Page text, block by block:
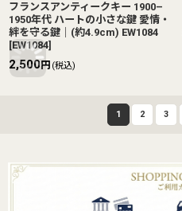
フランスアンティークキー 1900–
1950年代 ハートの小さな鍵 愛情・
絆を守る鍵｜(約4.9cm) EW1084
[EW1084]
2,500円 (税込)
1 2 3